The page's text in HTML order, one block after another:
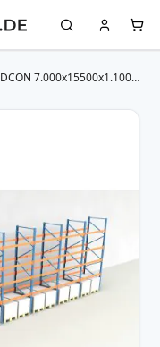
7.000x15500x1.100